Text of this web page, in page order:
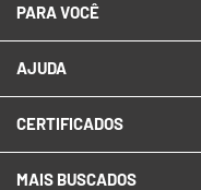
PARA VOCÊ
AJUDA
CERTIFICADOS
MAIS BUSCADOS